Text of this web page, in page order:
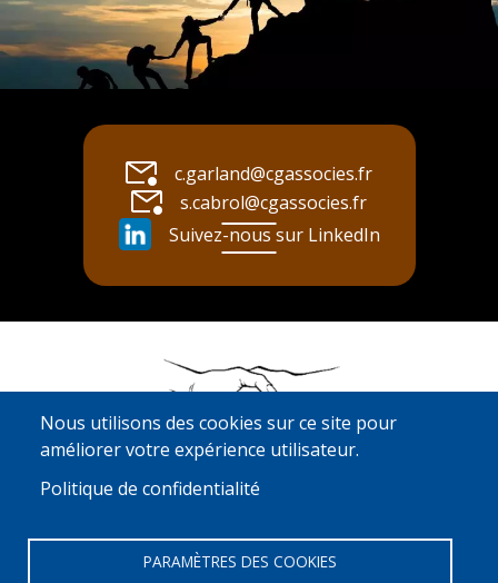
Nous utilisons des cookies sur ce site pour
améliorer votre expérience utilisateur.
Politique de confidentialité
PARAMÈTRES DES COOKIES
c.garland@cgassocies.fr
s.cabrol@cgassocies.fr
Suivez-nous sur LinkedIn
Politiques de confidentialités